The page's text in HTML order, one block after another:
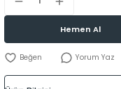
Hemen Al
Yorum Yaz